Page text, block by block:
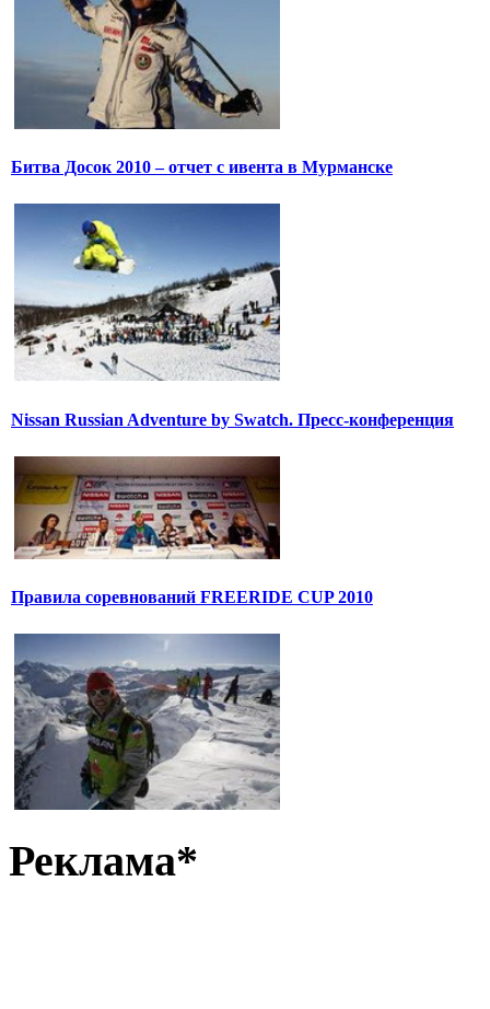
Битва Досок 2010 – отчет с ивента в Мурманске
Nissan Russian Adventure by Swatch. Пресс-конференция
Правила соревнований FREERIDE CUP 2010
Реклама*